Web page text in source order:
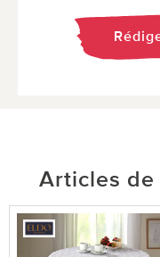
Articles de